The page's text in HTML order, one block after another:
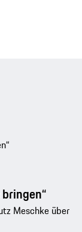
Meschke über